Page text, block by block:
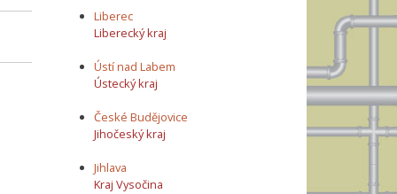
Liberec
Liberecký kraj
Ústí nad Labem
Ústecký kraj
České Budějovice
Jihočeský kraj
Jihlava
Kraj Vysočina